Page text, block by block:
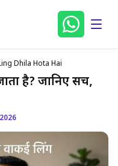
Dhila Hota Hai
है? जानिए सच,